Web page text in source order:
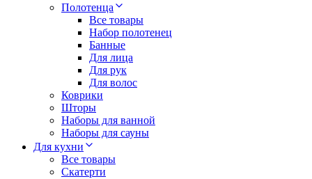
Полотенца
Все товары
Набор полотенец
Банные
Для лица
Для рук
Для волос
Коврики
Шторы
Наборы для ванной
Наборы для сауны
Для кухни
Все товары
Скатерти